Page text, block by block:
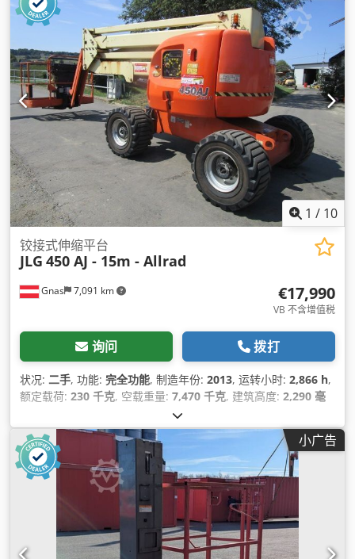
1 / 10
Gnas 7,091 km
铰接式伸缩平台
JLG 450 AJ - 15m - Allrad
€17,990
VB 不含增值税
询问 拨打
状况: 二手, 功能: 完全功能, 制造年份: 2013, 运转小时: 2,866 h,
额定载荷: 230 千克, 空载重量: 7,470 千克, 建筑高度: 2,290 毫
6,710 毫米
7,470 毫米, 施工宽度:2,340 毫米, 作业高度:13,720 毫米,
小广告